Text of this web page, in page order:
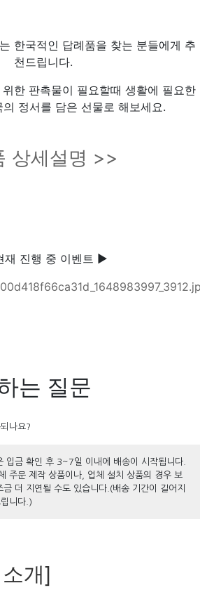
한국적인 답례품을 찾는 분들에게 추
천드립니다.
한 판촉물이 필요할때 생활에 필요한
의 정서를 담은 선물로 해보세요.
상세설명 >>
진행 중 이벤트 ▶
는 질문
나요?
입금 확인 후 3~7일 이내에 배송이 시작됩니다.
주문 제작 상품이나, 업체 설치 상품의 경우 보
더 지연될 수도 있습니다.(배송 기간이 길어지
니다.)
개]